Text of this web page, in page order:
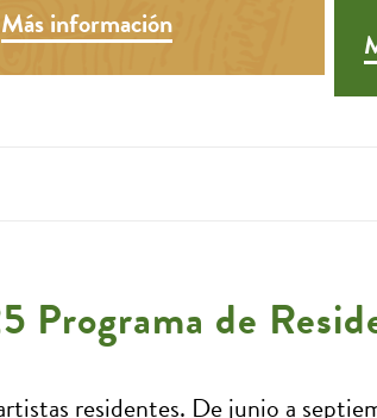
Más información
Programa de
residentes. De junio a